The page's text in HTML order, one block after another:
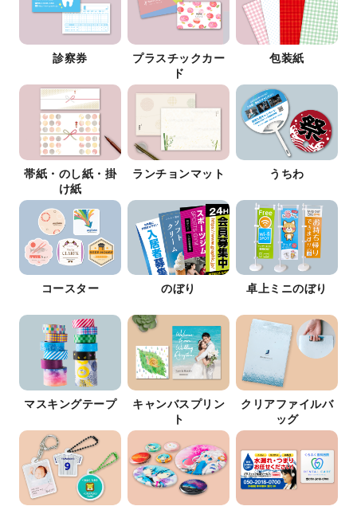
診察券
プラスチックカー
ド
包装紙
帯紙・のし紙・掛
け紙
ランチョンマット うちわ
コースター のぼり 卓上ミニのぼり
マスキングテープ
キャンバスプリン
ト
クリアファイルバ
ッグ